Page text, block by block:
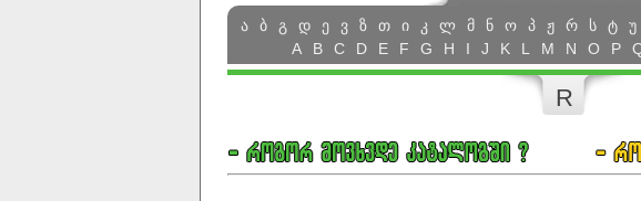
ა
ბ გ დ ე ვ ზ თ ი კ ლ მ ნ ო პ ჟ რ ს ტ უ
A
B C D E F G H I J K L M N O P
R